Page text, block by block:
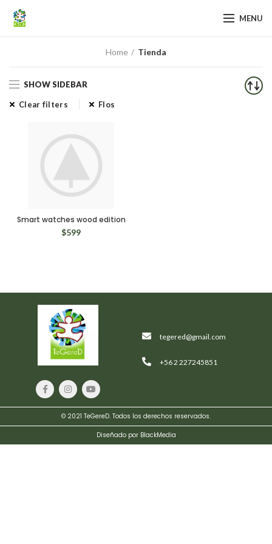
MENU
Crimson
Hotel
Home Tienda
SHOW SIDEBAR
Clear filters Flos
Smart watches wood edition
$599
tegered@gmail.com
+56 2 227245851
© 2021 TeGereD. Todos los derechos reservados.
Diseñado por BlackMedia